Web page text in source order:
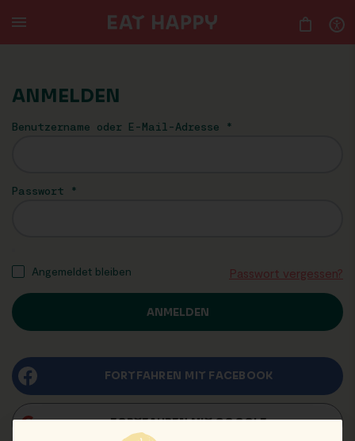
TO
MAIN
ANMELDEN
Benutzername oder E-Mail-Adresse *
Passwort *
Angemeldet bleiben Passwort vergessen?
ANMELDEN
FORTFAHREN MIT FACEBOOK
FORTFAHREN MITGOOGLE